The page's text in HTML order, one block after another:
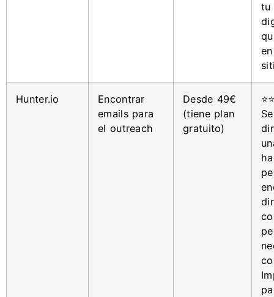
tu
Hunter.io
Encontrar
emails para
el outreach
Desde 49€
(tiene plan
gratuito)